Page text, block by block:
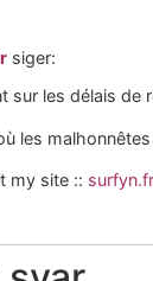
siger:
sur les délais de
les
my site :: surfyn.fr